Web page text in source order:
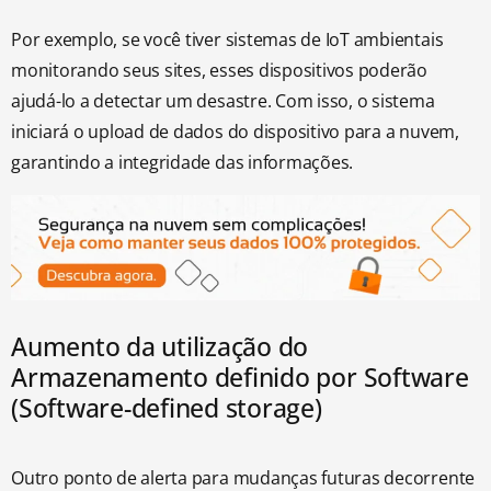
Por exemplo, se você tiver sistemas de IoT ambientais
monitorando seus sites, esses dispositivos poderão
ajudá-lo a detectar um desastre. Com isso, o sistema
iniciará o upload de dados do dispositivo para a nuvem,
garantindo a integridade das informações.
Aumento da utilização do
Armazenamento definido por Software
(Software-defined storage)
Outro ponto de alerta para mudanças futuras decorrente